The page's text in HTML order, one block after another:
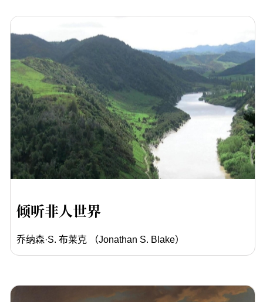
倾听非人世界
乔纳森·S. 布莱克 （Jonathan S. Blake）